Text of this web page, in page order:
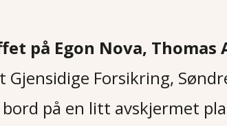
på Egon Nova, Thomas
Forsikring,
på en litt avskjermet